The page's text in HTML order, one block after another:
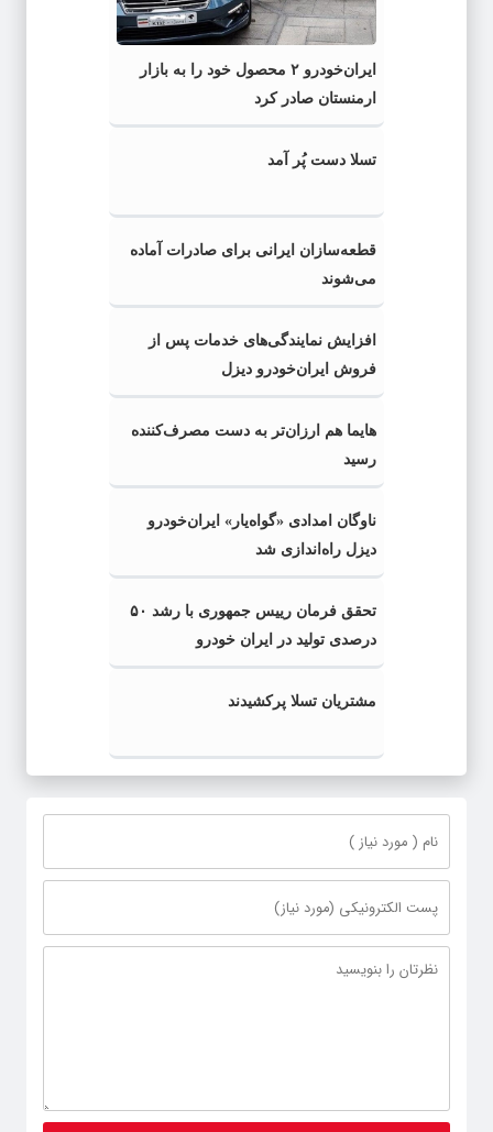
ایران‌خودرو ۲ محصول خود را به بازار
ارمنستان صادر کرد
تسلا دست پُر آمد
قطعه‌سازان ایرانی برای صادرات آماده
می‌شوند
افزایش نمایندگی‌های خدمات پس از
فروش ایران‌خودرو دیزل
هایما هم ارزان‌تر به دست مصرف‌کننده
رسید
ناوگان امدادی «گواه‌یار» ایران‌خودرو
دیزل راه‌اندازی شد
تحقق فرمان رییس جمهوری با رشد ۵۰
درصدی تولید در ایران خودرو
مشتریان تسلا پرکشیدند